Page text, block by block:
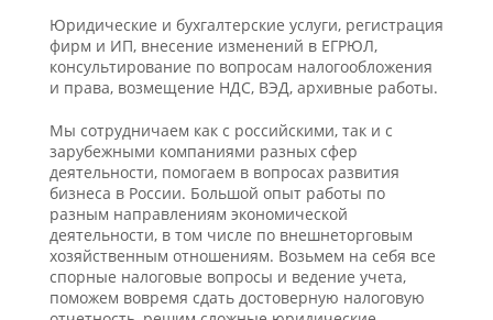
Юридические и бухгалтерские услуги, регистрация
фирм и ИП, внесение изменений в ЕГРЮЛ,
консультирование по вопросам налогообложения
и права, возмещение НДС, ВЭД, архивные работы.
Мы сотрудничаем как с российскими, так и с
зарубежными компаниями разных сфер
деятельности, помогаем в вопросах развития
бизнеса в России. Большой опыт работы по
разным направлениям экономической
деятельности, в том числе по внешнеторговым
хозяйственным отношениям. Возьмем на себя все
спорные налоговые вопросы и ведение учета,
поможем вовремя сдать достоверную налоговую